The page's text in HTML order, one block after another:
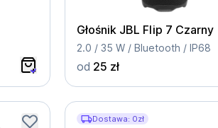
Głośnik JBL Flip 7 Czarny
2.0 / 35 W / Bluetooth / IP68
od 25 zł
Dostawa: 0zł